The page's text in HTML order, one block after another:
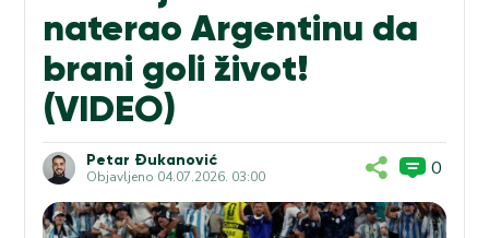
naterao Argentinu da
brani goli život!
(VIDEO)
Petar Đukanović
Objavljeno 04.07.2026. 03:00 0